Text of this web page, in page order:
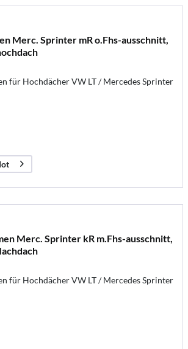
Merc. Sprinter mR o.Fhs-ausschnitt,
für Hochdächer VW LT / Mercedes Sprinter
Merc. Sprinter kR m.Fhs-ausschnitt,
für Hochdächer VW LT / Mercedes Sprinter